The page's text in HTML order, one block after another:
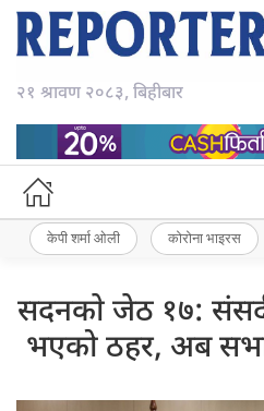
२१ श्रावण २०८३, बिहीबार
केपी शर्मा ओली कोरोना भाइरस
सदनकाे जेठ १७:
भएको ठहर, अब